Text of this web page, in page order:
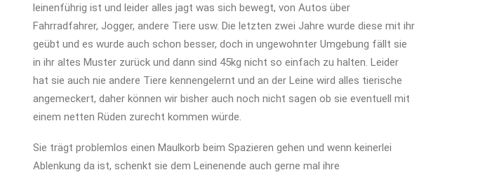
leinenführig ist und leider alles jagt was sich bewegt, von Autos über
Fahrradfahrer, Jogger, andere Tiere usw. Die letzten zwei Jahre wurde diese mit ihr
geübt und es wurde auch schon besser, doch in ungewohnter Umgebung fällt sie
in ihr altes Muster zurück und dann sind 45kg nicht so einfach zu halten. Leider
hat sie auch nie andere Tiere kennengelernt und an der Leine wird alles tierische
angemeckert, daher können wir bisher auch noch nicht sagen ob sie eventuell mit
einem netten Rüden zurecht kommen würde.
Sie trägt problemlos einen Maulkorb beim Spazieren gehen und wenn keinerlei
Ablenkung da ist, schenkt sie dem Leinenende auch gerne mal ihre